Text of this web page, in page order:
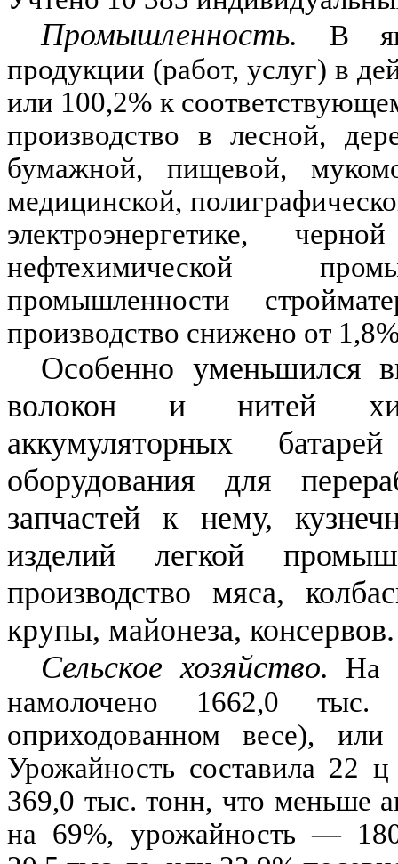
Промышленность.
В
продукции (работ, услуг) в
или 100,2% к
производство в лесной,
бумажной, пищевой,
медицинской,
электроэнергетике,
нефтехимической
промышленности
производство снижено от
Особенно уменьшился
волокон и нитей
аккумуляторных
оборудования для
запчастей к нему,
изделий легкой
производство мяса,
крупы, майонеза, консервов.
Сельское хозяйство. На
намолочено 1662,0 тыс.
оприходованном весе), или
Урожайность составила 22 ц
369,0 тыс. тонн, что меньше
на 69%, урожайность —